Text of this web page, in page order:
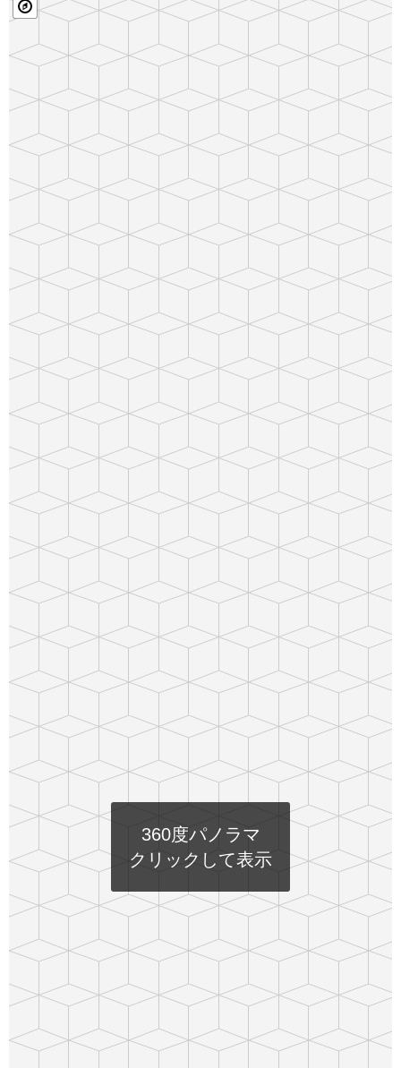
360度パノラマ
クリックして表示